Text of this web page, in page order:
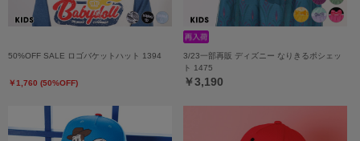
50%OFF SALE ロゴバケットハット 1394
￥1,760 (50%OFF)
3/23一部再販 ディズニー なりきるポシェッ
ト 1475
￥3,190